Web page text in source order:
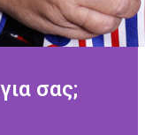
σας;